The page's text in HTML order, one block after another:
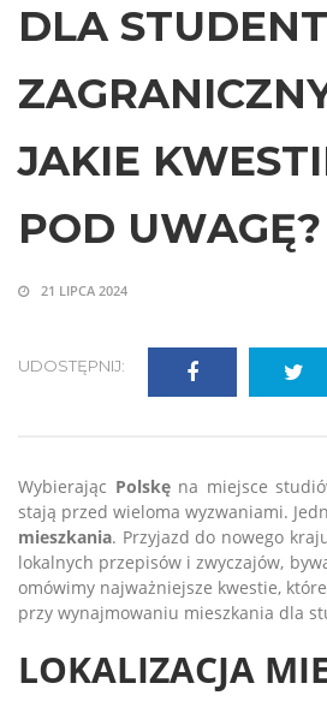
DLA
JAKIE
POD UWAGĘ?
21 LIPCA 2024
UDOSTĘPNIJ:
Wybierając Polskęna miejsce
stają przed wieloma wyzwaniami.
mieszkania. Przyjazd do nowego
lokalnych przepisów i zwyczajów,
omówimy najważniejsze kwestie,
przy wynajmowaniu mieszkania dla
LOKALIZACJA